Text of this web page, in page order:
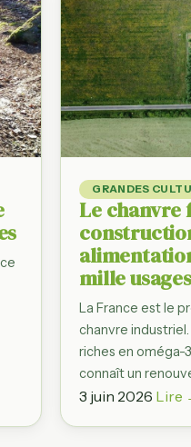
Observatoire des prix
Du producteur à l'assiette, filière
par filière
Régions agricoles
Bretagne, Normandie, Provence…
filière par région
France en chiffres
statistiques agricoles
GRANDES
Le chanvre
mille usages
La France est le
chanvre
riches en oméga-
connaît un
3 juin 2026 Lire